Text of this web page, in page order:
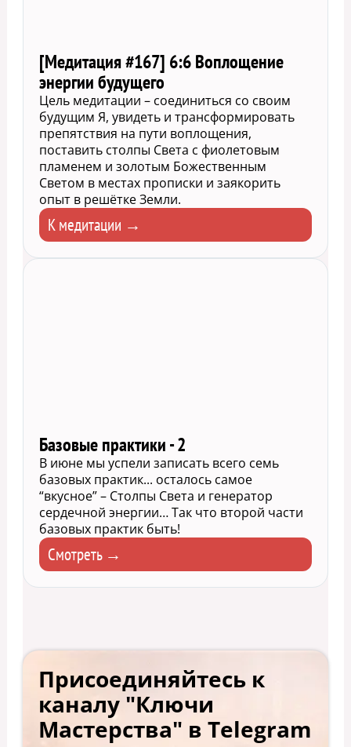
[Медитация #167] 6:6 Воплощение
энергии будущего
Цель медитации – соединиться со своим
будущим Я, увидеть и трансформировать
препятствия на пути воплощения,
поставить столпы Света с фиолетовым
пламенем и золотым Божественным
Светом в местах прописки и заякорить
опыт в решётке Земли.
К медитации →
Базовые практики - 2
В июне мы успели записать всего семь
базовых практик... осталось самое
“вкусное” – Столпы Света и генератор
сердечной энергии… Так что второй части
базовых практик быть!
Смотреть →
Присоединяйтесь к
каналу "Ключи
Мастерства" в Telegram